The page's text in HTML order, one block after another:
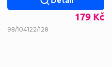
179 Kč
98/104122/128